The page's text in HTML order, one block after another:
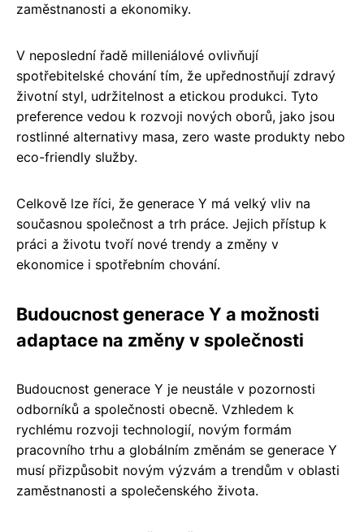
zaměstnanosti a ekonomiky.
V neposlední řadě milleniálové ovlivňují
spotřebitelské chování tím, že upřednostňují zdravý
životní styl, udržitelnost a etickou produkci. Tyto
preference vedou k rozvoji nových oborů, jako jsou
rostlinné alternativy masa, zero waste produkty nebo
eco-friendly služby.
Celkově lze říci, že generace Y má velký vliv na
současnou společnost a trh práce. Jejich přístup k
práci a životu tvoří nové trendy a změny v
ekonomice i spotřebním chování.
Budoucnost generace Y a možnosti
adaptace na změny v společnosti
Budoucnost generace Y je neustále v pozornosti
odborníků a společnosti obecně. Vzhledem k
rychlému rozvoji technologií, novým formám
pracovního trhu a globálním změnám se generace Y
musí přizpůsobit novým výzvám a trendům v oblasti
zaměstnanosti a společenského života.